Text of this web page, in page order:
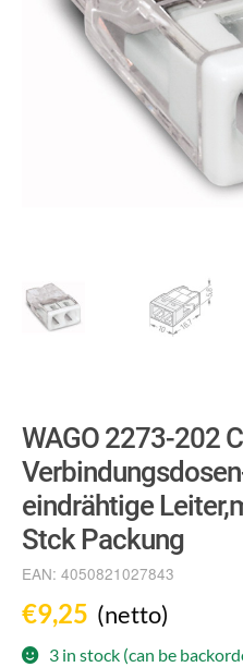
WAGO 2273-202
eindrähtige
Stck Packung
EAN: 4050821027843
€9,25 (netto)
3 in stock (can be